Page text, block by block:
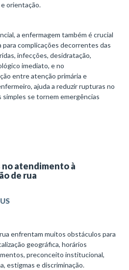
orientação.
a enfermagem também é crucial
complicações decorrentes das
infecções, desidratação,
imediato, e no
entre atenção primária e
ajuda a reduzir rupturas no
se tornem emergências
atendimento à
de rua
enfrentam muitos obstáculos para
geográfica, horários
preconceito institucional,
estigmas e discriminação.